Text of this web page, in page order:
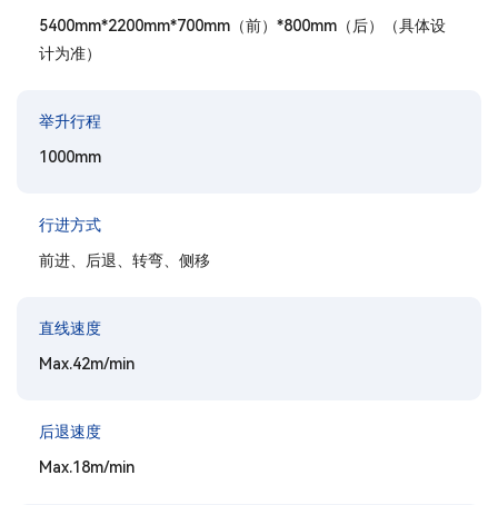
5400mm*2200mm*700mm（前）*800mm（后）（具体设
计为准）
举升行程
1000mm
行进方式
前进、后退、转弯、侧移
直线速度
Max.42m/min
后退速度
Max.18m/min